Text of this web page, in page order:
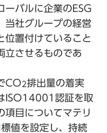
ーバルに企業のESG
当社グループの経営
位置付けていること
立させるものであ
CO2排出量の着実
ISO14001認証を取
項目についてマテリ
値を設定し、持続